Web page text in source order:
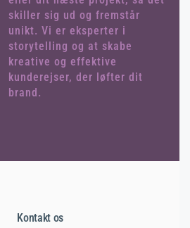
skiller sig ud og fremstår
unikt. Vi er eksperter i
storytelling og at skabe
kreative og effektive
kunderejser, der løfter dit
brand.
Kontakt os